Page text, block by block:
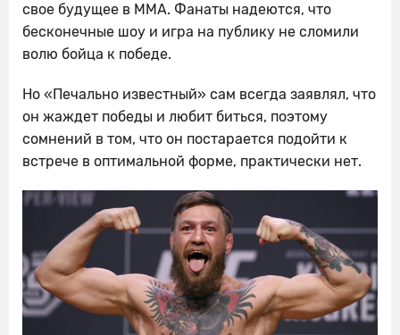
свое будущее в ММА. Фанаты надеются, что
бесконечные шоу и игра на публику не сломили
волю бойца к победе.
Но «Печально известный» сам всегда заявлял, что
он жаждет победы и любит биться, поэтому
сомнений в том, что он постарается подойти к
встрече в оптимальной форме, практически нет.